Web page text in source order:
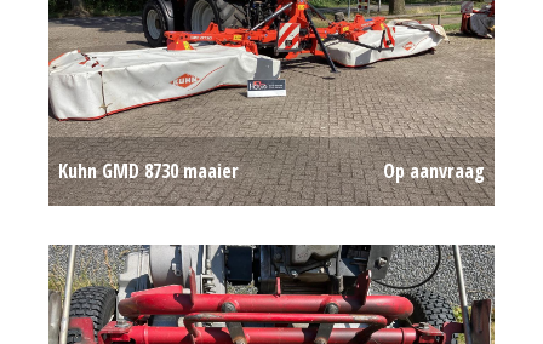
Kuhn GMD 8730 maaier Op aanvraag